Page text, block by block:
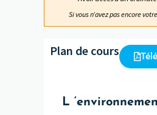
Si vous n’avez pas encore
Plan de cours
L